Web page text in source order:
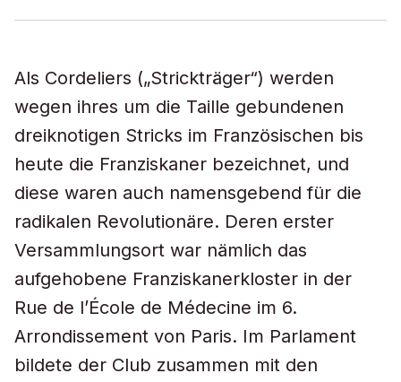
Als Cordeliers („Strickträger“) werden
wegen ihres um die Taille gebundenen
dreiknotigen Stricks im Französischen bis
heute die Franziskaner bezeichnet, und
diese waren auch namensgebend für die
radikalen Revolutionäre. Deren erster
Versammlungsort war nämlich das
aufgehobene Franziskanerkloster in der
Rue de l’École de Médecine im 6.
Arrondissement von Paris. Im Parlament
bildete der Club zusammen mit den